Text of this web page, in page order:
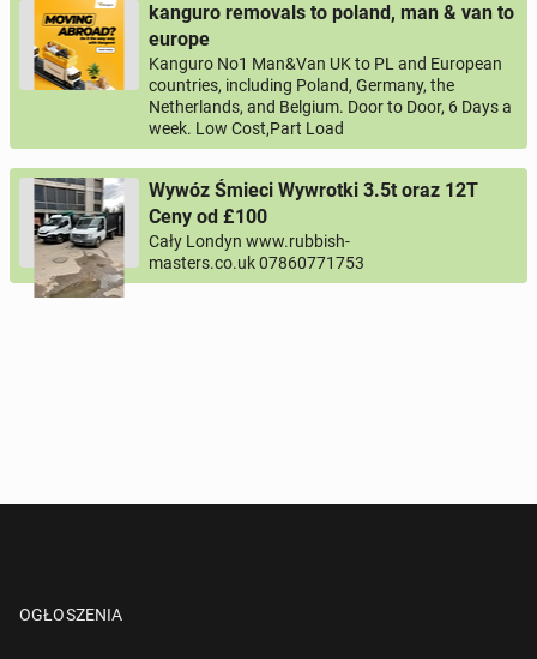
kanguro removals to poland, man & van to
europe
Kanguro No1 Man&Van UK to PL and European
countries, including Poland, Germany, the
Netherlands, and Belgium. Door to Door, 6 Days a
week. Low Cost,Part Load
Wywóz Śmieci Wywrotki 3.5t oraz 12T
Ceny od £100
Cały Londyn www.rubbish-
masters.co.uk 07860771753
OGŁOSZENIA